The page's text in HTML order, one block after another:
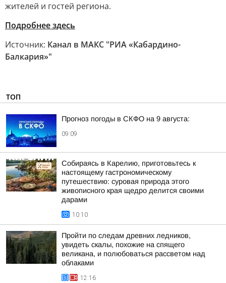
жителей и гостей региона.
Подробнее здесь
Источник: Канал в МАКС "РИА «Кабардино-
Балкария»"
ТОП
Прогноз погоды в СКФО на 9 августа:
09:09
Собираясь в Карелию, приготовьтесь к
настоящему гастрономическому
путешествию: суровая природа этого
живописного края щедро делится своими
дарами
10:10
Пройти по следам древних ледников,
увидеть скалы, похожие на спящего
великана, и полюбоваться рассветом над
облаками
12:16